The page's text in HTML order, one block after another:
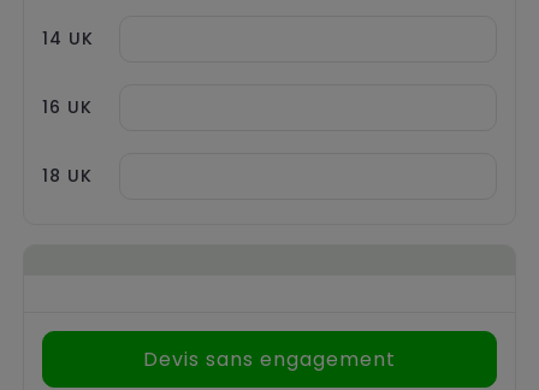
14 UK
16 UK
18 UK
Devis sans engagement